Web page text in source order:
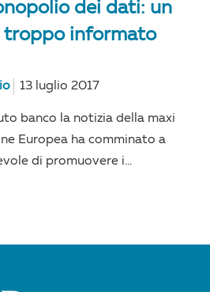
dei dati: un
troppo informato
13 luglio 2017
banco la notizia della maxi
Europea ha comminato a
di promuovere i...